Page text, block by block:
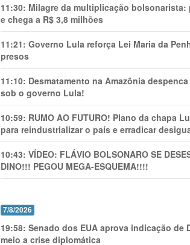
11:30: Milagre da multiplicação bolsonarista:
e chega a R$ 3,8 milhões
11:21: Governo Lula reforça Lei Maria da
presos
11:10: Desmatamento na Amazônia
sob o governo Lula!
10:59: RUMO AO FUTURO! Plano da chapa
para reindustrializar o país e erradicar
10:43: VÍDEO: FLÁVIO BOLSONARO SE
DINO!!! PEGOU MEGA-ESQUEMA!!!!
7/8/2026
19:58: Senado dos EUA aprova indicação de
meio a crise diplomática